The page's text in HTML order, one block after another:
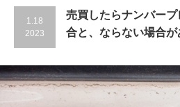
1.18
2023
売買したらナンバー
合と、ならない場合が